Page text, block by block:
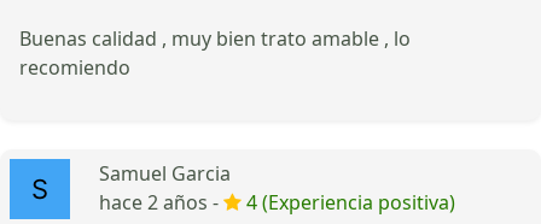
Buenas calidad , muy bien trato amable , lo
recomiendo
Samuel Garcia
hace 2 años -
4 (Experiencia positiva)